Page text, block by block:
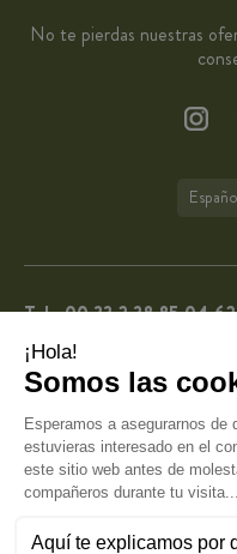
No te pierdas nuestras
Tel.:00 33 2 38 85 04 62
De lunes a viernes de 9:00 a 13:00
Francia).
4.7
CuisineAddict
basada en más
por su fidelidad.
VER TODAS LAS